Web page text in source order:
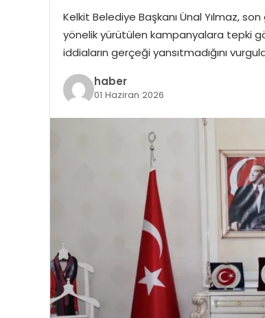
Kelkit Belediye Başkanı Ünal Yılmaz,
yönelik yürütülen kampanyalara tepki
iddiaların gerçeği yansıtmadığını
haber
01 Haziran 2026